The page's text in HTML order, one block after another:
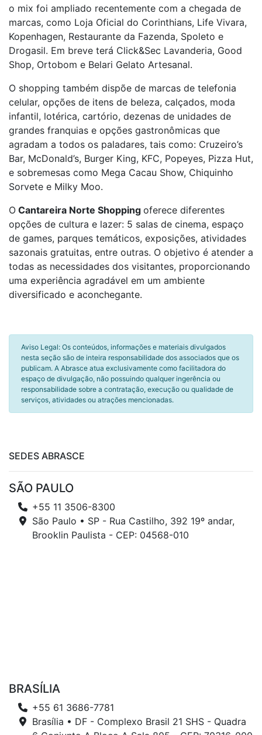
o mix foi ampliado recentemente com a chegada de
marcas, como Loja Oficial do Corinthians, Life Vivara,
Kopenhagen, Restaurante da Fazenda, Spoleto e
Drogasil. Em breve terá Click&Sec Lavanderia, Good
Shop, Ortobom e Belari Gelato Artesanal.
O shopping também dispõe de marcas de telefonia
celular, opções de itens de beleza, calçados, moda
infantil, lotérica, cartório, dezenas de unidades de
grandes franquias e opções gastronômicas que
agradam a todos os paladares, tais como: Cruzeiro’s
Bar, McDonald’s, Burger King, KFC, Popeyes, Pizza Hut,
e sobremesas como Mega Cacau Show, Chiquinho
Sorvete e Milky Moo.
O Cantareira Norte Shopping oferece diferentes
opções de cultura e lazer: 5 salas de cinema, espaço
de games, parques temáticos, exposições, atividades
sazonais gratuitas, entre outras. O objetivo é atender a
todas as necessidades dos visitantes, proporcionando
uma experiência agradável em um ambiente
diversificado e aconchegante.
Aviso Legal: Os conteúdos, informações e materiais divulgados
nesta seção são de inteira responsabilidade dos associados que os
publicam. A Abrasce atua exclusivamente como facilitadora do
espaço de divulgação, não possuindo qualquer ingerência ou
responsabilidade sobre a contratação, execução ou qualidade de
serviços, atividades ou atrações mencionadas.
SEDES ABRASCE
SÃO PAULO
+55 11 3506-8300
São Paulo • SP - Rua Castilho, 392 19º andar,
Brooklin Paulista - CEP: 04568-010
BRASÍLIA
+55 61 3686-7781
Brasília • DF - Complexo Brasil 21 SHS - Quadra